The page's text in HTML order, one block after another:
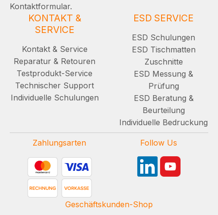
Kontaktformular.
KONTAKT &
SERVICE
Kontakt & Service
Reparatur & Retouren
Testprodukt-Service
Technischer Support
Individuelle Schulungen
ESD SERVICE
ESD Schulungen
ESD Tischmatten
Zuschnitte
ESD Messung &
Prüfung
ESD Beratung &
Beurteilung
Individuelle Bedruckung
Zahlungsarten Follow Us
Geschäftskunden-Shop